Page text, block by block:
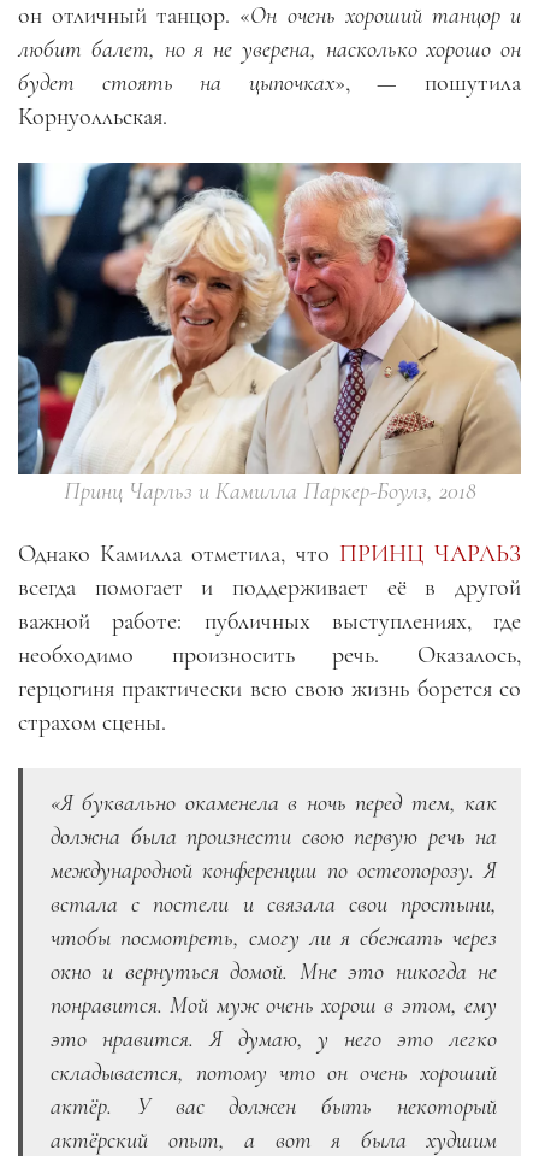
он отличный танцор. «Он очень хороший танцор и
любит балет, но я не уверена, насколько хорошо он
будет стоять на цыпочках», — пошутила
Корнуолльская.
Принц Чарльз и Камилла Паркер-Боулз, 2018
Однако Камилла отметила, что ПРИНЦ ЧАРЛЬЗ
всегда помогает и поддерживает её в другой
важной работе: публичных выступлениях, где
необходимо произносить речь. Оказалось,
герцогиня практически всю свою жизнь борется со
страхом сцены.
«Я буквально окаменела в ночь перед тем, как
должна была произнести свою первую речь на
международной конференции по остеопорозу. Я
встала с постели и связала свои простыни,
чтобы посмотреть, смогу ли я сбежать через
окно и вернуться домой. Мне это никогда не
понравится. Мой муж очень хорош в этом, ему
это нравится. Я думаю, у него это легко
складывается, потому что он очень хороший
актёр. У вас должен быть некоторый
актёрский опыт, а вот я была худшим